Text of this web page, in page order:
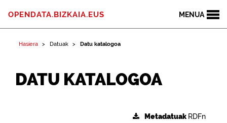
MENUA
OPENDATA.BIZKAIA.EUS
Hasiera Datuak Datu katalogoa
DATU KATALOGOA
Metadatuak RDFn